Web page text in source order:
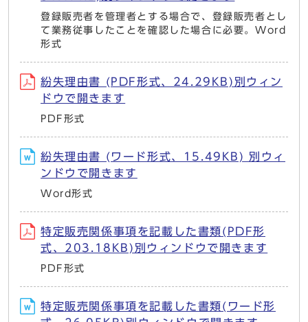
登録販売者を管理者とする場合で、登録販売者とし
て業務従事したことを確認した場合に必要。Word
形式
紛失理由書 (PDF形式、24.29KB)別ウィン
ドウで開きます
PDF形式
紛失理由書 (ワード形式、15.49KB) 別ウィ
ンドウで開きます
Word形式
特定販売関係事項を記載した書類(PDF形
式、203.18KB)別ウィンドウで開きます
PDF形式
特定販売関係事項を記載した書類(ワード形